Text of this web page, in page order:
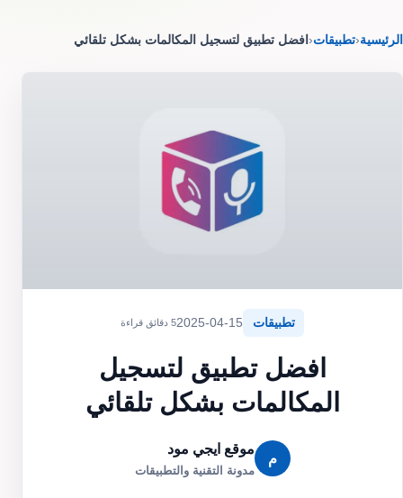
الرئيسية‹تطبيقات‹ افضل تطبيق لتسجيل المكالمات بشكل تلقائي
تطبيقات 2025-04-155 دقائق قراءة
افضل تطبيق لتسجيل
المكالمات بشكل تلقائي
م
موقع ايجي مود
مدونة التقنية والتطبيقات